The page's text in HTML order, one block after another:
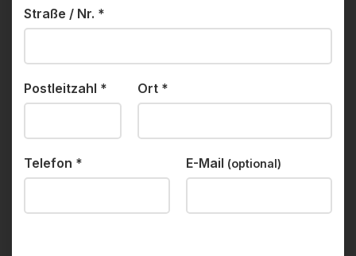
Straße / Nr. *
Postleitzahl * Ort *
Telefon * E-Mail (optional)